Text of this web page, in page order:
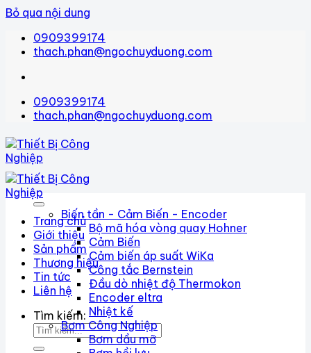
Bỏ qua nội dung
0909399174
thach.phan@ngochuyduong.com
0909399174
thach.phan@ngochuyduong.com
Trang chủ
Giới thiệu
Sản phẩm
Thương hiệu
Tin tức
Liên hệ
Tìm kiếm:
Biến tần - Cảm Biến - Encoder
Bộ mã hóa vòng quay Hohner
Cảm Biến
Cảm biến áp suất WiKa
Công tắc Bernstein
Đầu dò nhiệt độ Thermokon
Encoder eltra
Nhiệt kế
Bơm Công Nghiệp
Bơm dầu mỡ